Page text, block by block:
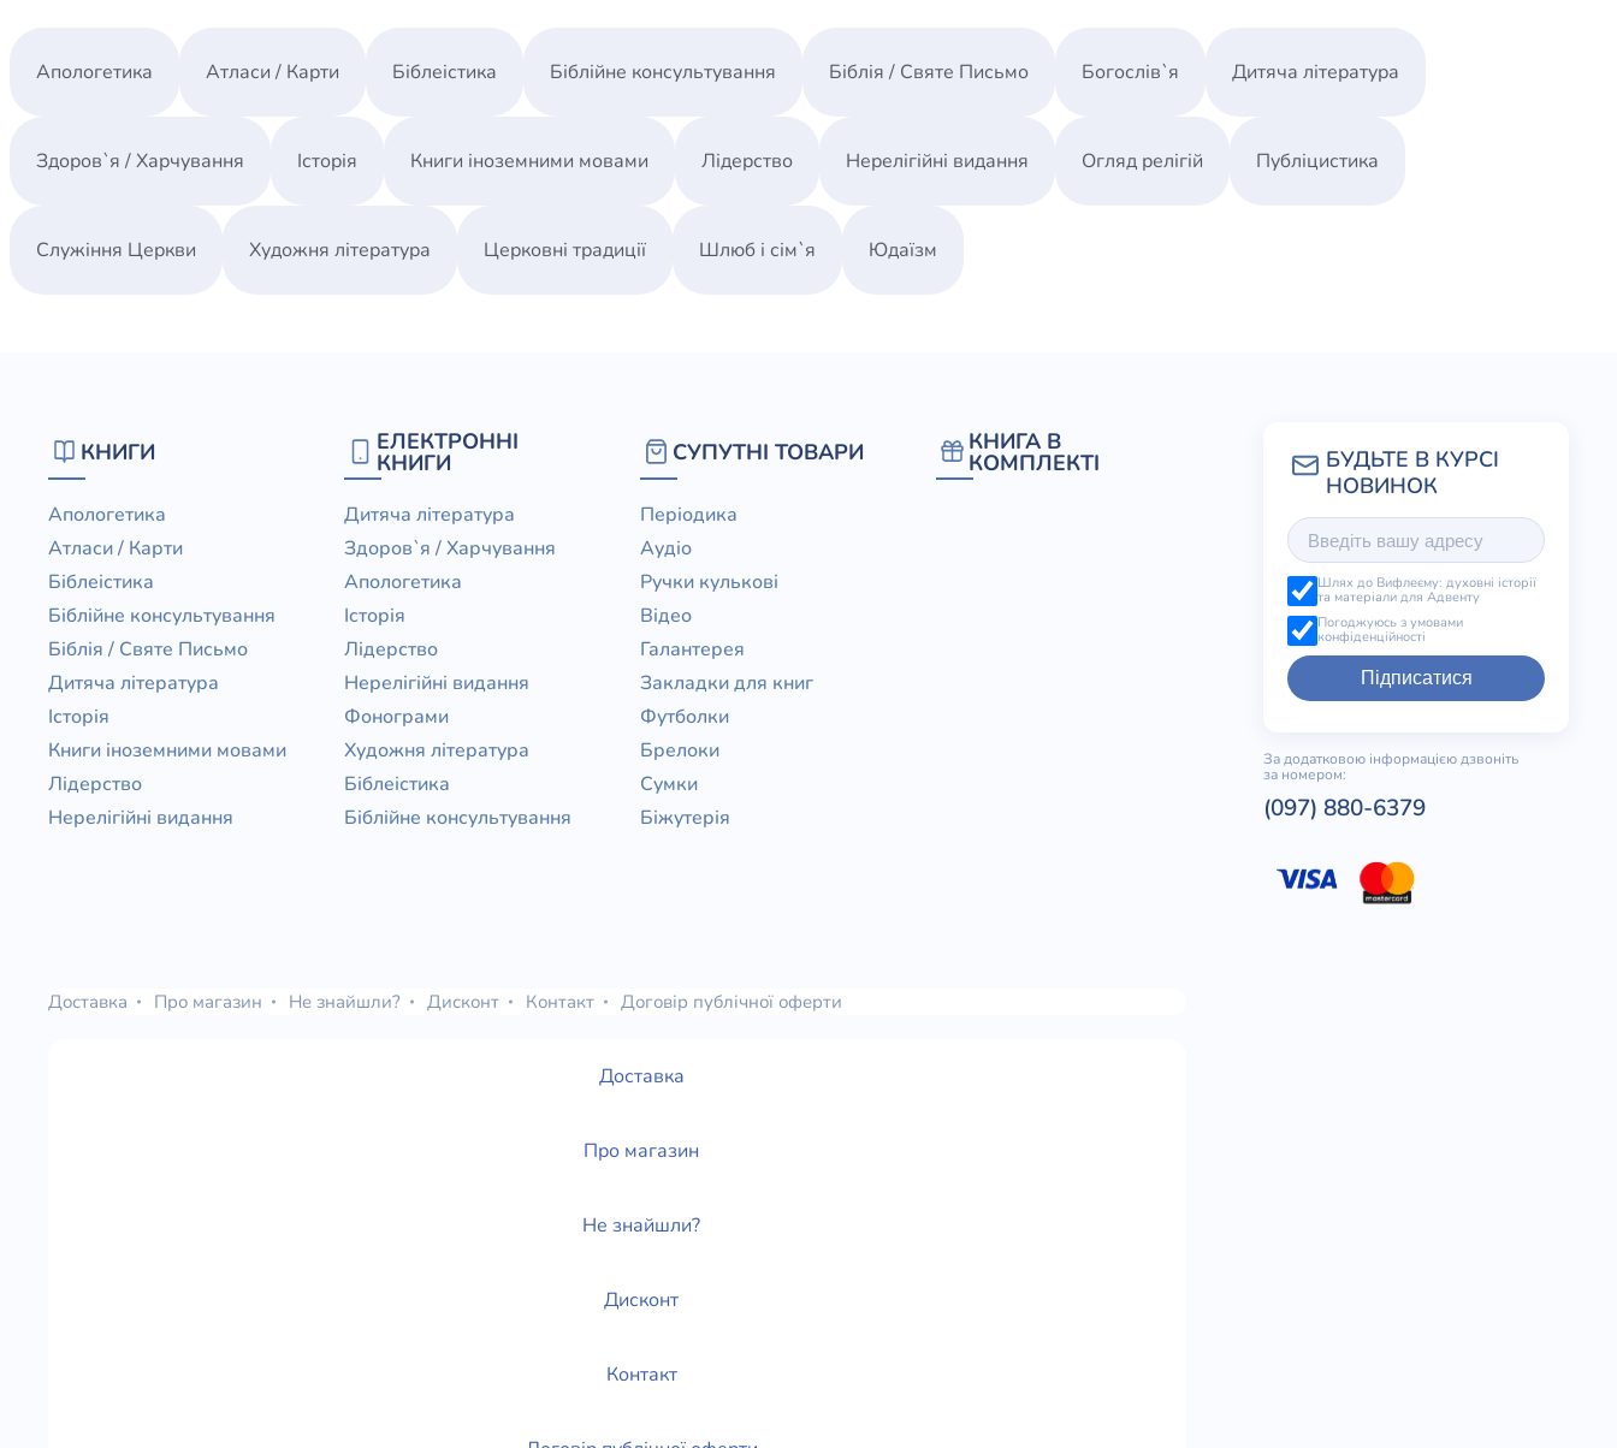
Апологетика Атласи / Карти Біблеістика Біблійне консультування Біблія / Святе Письмо Богослів`я Дитяча література
Здоров`я / Харчування Історія Книги іноземними мовами Лідерство Нерелігійні видання Огляд релігій Публіцистика
Служіння Церкви Художня література Церковні традиції Шлюб і сім`я Юдаїзм
КНИГИ
Апологетика
Атласи / Карти
Біблеістика
Біблійне консультування
Біблія / Святе Письмо
Дитяча література
Історія
Книги іноземними мовами
Лідерство
Нерелігійні видання
ЕЛЕКТРОННІ
КНИГИ
Дитяча література
Здоров`я / Харчування
Апологетика
Історія
Лідерство
Нерелігійні видання
Фонограми
Художня література
Біблеістика
Біблійне консультування
СУПУТНІ ТОВАРИ
Періодика
Аудіо
Ручки кулькові
Відео
Галантерея
Закладки для книг
Футболки
Брелоки
Сумки
Біжутерія
КНИГА В
КОМПЛЕКТІ
Шлях до Вифлеєму: духовні історії
та матеріали для Адвенту
Погоджуюсь з умовами
конфіденційності
Підписатися
За додатковою інформацією дзвоніть
за номером:
(097) 880-6379
Доставка Про магазин Не знайшли? Дисконт Контакт Договір публічної оферти
Доставка
Про магазин
Не знайшли?
Дисконт
Контакт